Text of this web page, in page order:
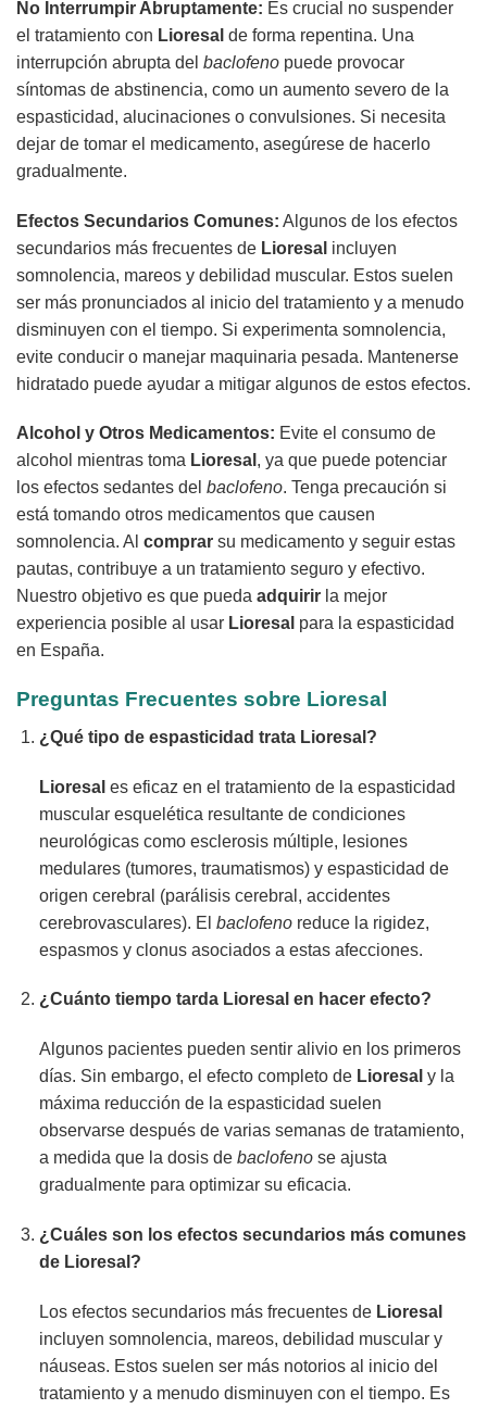
No Interrumpir Abruptamente: Es crucial no suspender
el tratamiento con Lioresal de forma repentina. Una
interrupción abrupta del baclofeno puede provocar
síntomas de abstinencia, como un aumento severo de la
espasticidad, alucinaciones o convulsiones. Si necesita
dejar de tomar el medicamento, asegúrese de hacerlo
gradualmente.
Efectos Secundarios Comunes: Algunos de los efectos
secundarios más frecuentes de Lioresal incluyen
somnolencia, mareos y debilidad muscular. Estos suelen
ser más pronunciados al inicio del tratamiento y a menudo
disminuyen con el tiempo. Si experimenta somnolencia,
evite conducir o manejar maquinaria pesada. Mantenerse
hidratado puede ayudar a mitigar algunos de estos efectos.
Alcohol y Otros Medicamentos: Evite el consumo de
alcohol mientras toma Lioresal , ya que puede potenciar
los efectos sedantes del baclofeno. Tenga precaución si
está tomando otros medicamentos que causen
somnolencia. Al comprar su medicamento y seguir estas
pautas, contribuye a un tratamiento seguro y efectivo.
Nuestro objetivo es que pueda adquirir la mejor
experiencia posible al usar Lioresal para la espasticidad
en España.
Preguntas Frecuentes sobre Lioresal
¿Qué tipo de espasticidad trata Lioresal?
Lioresal es eficaz en el tratamiento de la espasticidad
muscular esquelética resultante de condiciones
neurológicas como esclerosis múltiple, lesiones
medulares (tumores, traumatismos) y espasticidad de
origen cerebral (parálisis cerebral, accidentes
cerebrovasculares). El baclofenoreduce la rigidez,
espasmos y clonus asociados a estas afecciones.
¿Cuánto tiempo tarda Lioresal en hacer efecto?
Algunos pacientes pueden sentir alivio en los primeros
días. Sin embargo, el efecto completo de Lioresal y la
máxima reducción de la espasticidad suelen
observarse después de varias semanas de tratamiento,
a medida que la dosis de baclofenose ajusta
gradualmente para optimizar su eficacia.
¿Cuáles son los efectos secundarios más comunes
de Lioresal?
Los efectos secundarios más frecuentes de Lioresal
incluyen somnolencia, mareos, debilidad muscular y
náuseas. Estos suelen ser más notorios al inicio del
tratamiento y a menudo disminuyen con el tiempo. Es